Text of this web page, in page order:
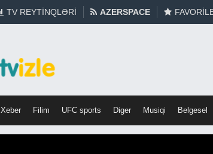
TV REYTINQLƏRI AZERSPACE
Xeber Filim UFC sports Diger Musiqi Belgesel